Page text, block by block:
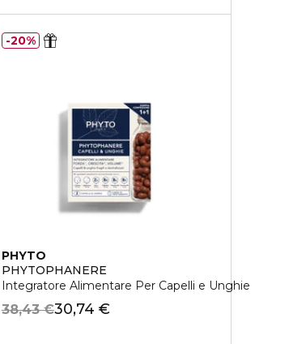
PHYTO
PHYTOPHANERE
Integratore Alimentare Per Capelli e Unghie
30,74 €
38,43 €
20%